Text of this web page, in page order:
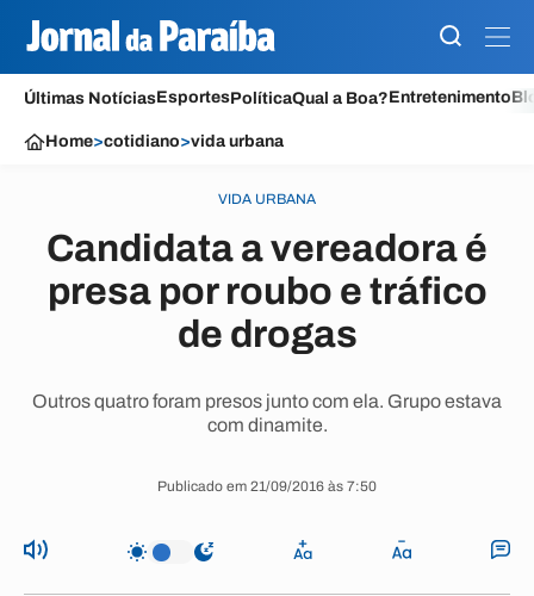
Últimas NotíciasEsportesPolíticaQual a Boa?Entretenimento
Home>cotidiano>vida urbana
VIDA URBANA
Candidata a vereadora é
presa por roubo e tráfico
de drogas
Outros quatro foram presos junto com ela. Grupo estava
com dinamite.
Publicado em 21/09/2016 às 7:50